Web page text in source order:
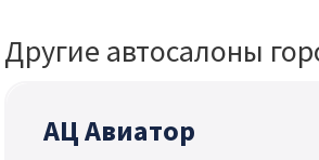
Другие автосалоны
АЦ Авиатор